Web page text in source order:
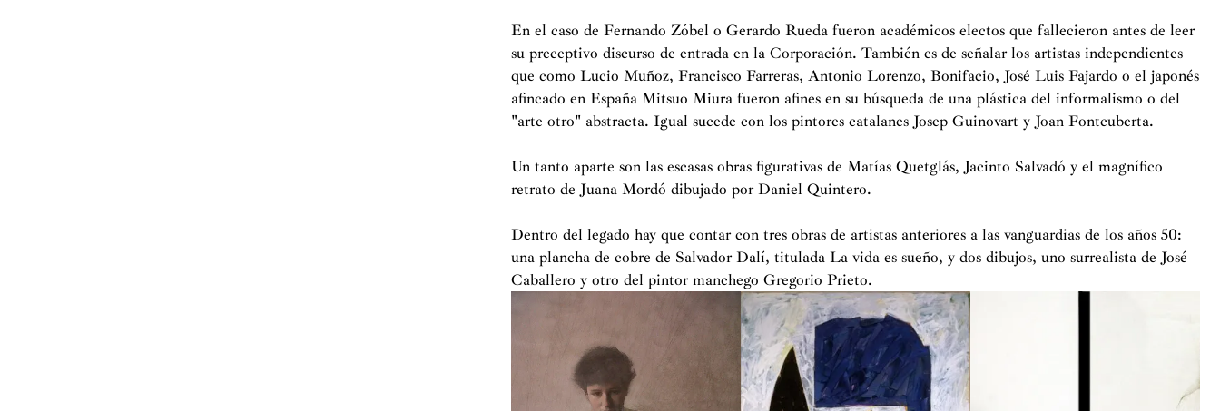
En el caso de Fernando Zóbel o Gerardo Rueda fueron académicos electos que fallecieron antes de leer
su preceptivo discurso de entrada en la Corporación. También es de señalar los artistas independientes
que como Lucio Muñoz, Francisco Farreras, Antonio Lorenzo, Bonifacio, José Luis Fajardo o el japonés
afincado en España Mitsuo Miura fueron afines en su búsqueda de una plástica del informalismo o del
"arte otro" abstracta. Igual sucede con los pintores catalanes Josep Guinovart y Joan Fontcuberta.
Un tanto aparte son las escasas obras figurativas de Matías Quetglás, Jacinto Salvadó y el magnífico
retrato de Juana Mordó dibujado por Daniel Quintero.
Dentro del legado hay que contar con tres obras de artistas anteriores a las vanguardias de los años 50:
una plancha de cobre de Salvador Dalí, titulada La vida es sueño, y dos dibujos, uno surrealista de José
Caballero y otro del pintor manchego Gregorio Prieto.